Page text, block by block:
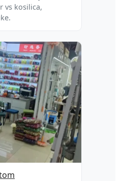
vs kosilica,